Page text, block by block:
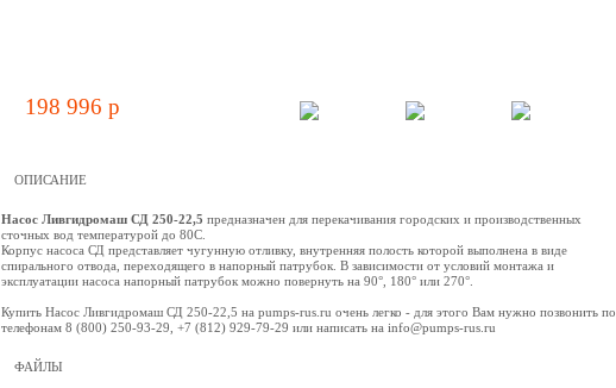
198 996 p
ОПИСАНИЕ
Насос Ливгидромаш СД 250-22,5 предназначен для перекачивания городских и производственных
сточных вод температурой до 80С.
Корпус насоса СД представляет чугунную отливку, внутренняя полость которой выполнена в виде
спирального отвода, переходящего в напорный патрубок. В зависимости от условий монтажа и
эксплуатации насоса напорный патрубок можно повернуть на 90°, 180° или 270°.
Купить Насос Ливгидромаш СД 250-22,5 на pumps-rus.ru очень легко - для этого Вам нужно позвонить по
телефонам 8 (800) 250-93-29, +7 (812) 929-79-29 или написать на info@pumps-rus.ru
ФАЙЛЫ